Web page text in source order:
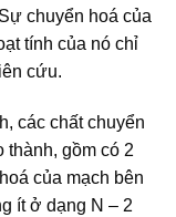
chuyển hoá của
tính của nó chỉ
cứu.
các chất chuyển
thành, gồm có 2
của mạch bên
ít ở dạng N – 2